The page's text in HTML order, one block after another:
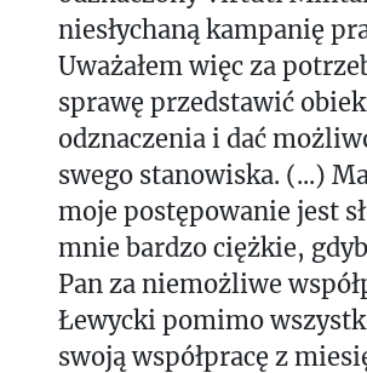
niesłychaną kampanię
Uważałem więc za
sprawę przedstawić
odznaczenia i dać
swego stanowiska. (...)
moje postępowanie jest
mnie bardzo ciężkie,
Pan za niemożliwe
Łewycki pomimo
swoją współpracę z